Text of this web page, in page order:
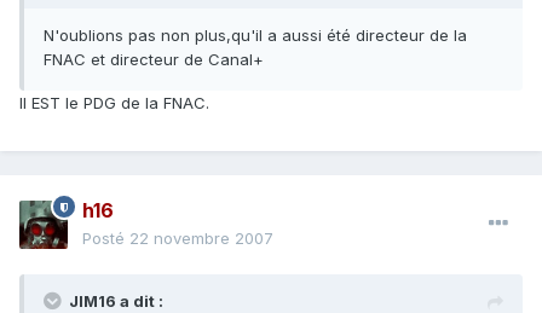
N'oublions pas non plus,qu'il a aussi été directeur de la
FNAC et directeur de Canal+
Il EST le PDG de la FNAC.
h16
Posté 22 novembre 2007
JIM16 a dit :